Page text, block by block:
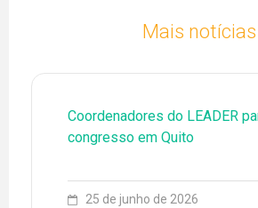
Mais notícias
Coordenadores do LEADER
congresso em Quito
25 de junho de 2026